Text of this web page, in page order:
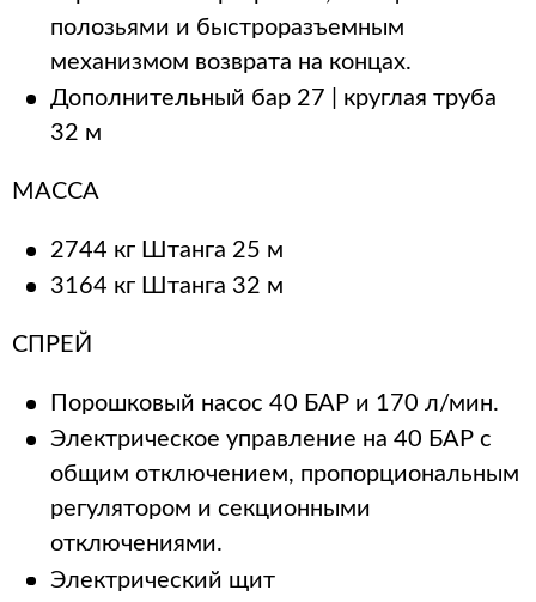
полозьями и быстроразъемным
механизмом возврата на концах.
Дополнительный бар 27 | круглая труба
32 м
МАССА
2744 кг Штанга 25 м
3164 кг Штанга 32 м
СПРЕЙ
Порошковый насос 40 БАР и 170 л/мин.
Электрическое управление на 40 БАР с
общим отключением, пропорциональным
регулятором и секционными
отключениями.
Электрический щит